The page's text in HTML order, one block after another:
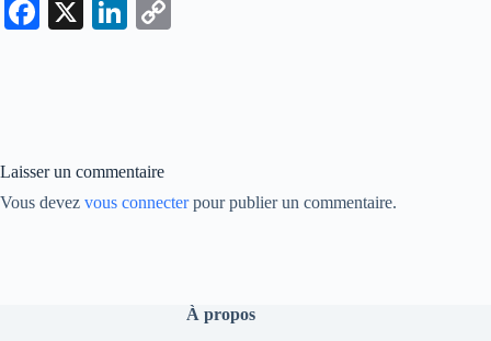
Fa
X
Li
Laisser un commentaire
Vous devez vous connecterpour publier un commentaire.
À propos